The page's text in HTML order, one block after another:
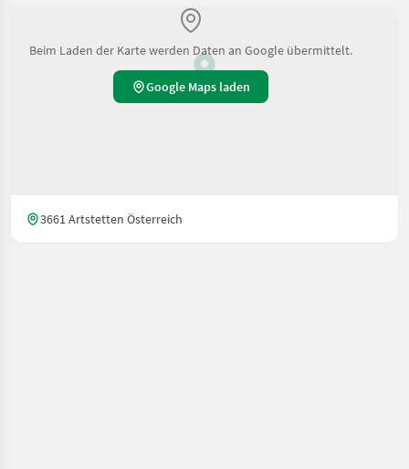
Beim Laden der Karte werden Daten an Google übermittelt.
Google Maps laden
3661 Artstetten Österreich